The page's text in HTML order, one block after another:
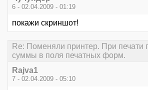
6 - 02.04.2009 - 01:19
покажи скриншот!
Re: Поменяли принтер. При печати
суммы в поля печатных форм.
Rajva1
7 - 02.04.2009 - 05:10